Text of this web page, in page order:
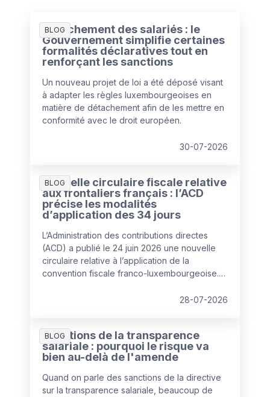
BLOG
Détachement des salariés : le
Gouvernement simplifie certaines
formalités déclaratives tout en
renforçant les sanctions
Un nouveau projet de loi a été déposé visant
à adapter les règles luxembourgeoises en
matière de détachement afin de les mettre en
conformité avec le droit européen.
30-07-2026
BLOG
Nouvelle circulaire fiscale relative
aux frontaliers français : l’ACD
précise les modalités
d’application des 34 jours
L’Administration des contributions directes
(ACD) a publié le 24 juin 2026 une nouvelle
circulaire relative à l’application de la
convention fiscale franco-luxembourgeoise.
apporte plusieurs clarifications pratiques
travailleurs frontaliers depuis l'entrée en
vigueur de l’avenant à la convention fiscale au
1er janvier 2023.
28-07-2026
BLOG
Sanctions de la transparence
salariale : pourquoi le risque va
bien au-delà de l'amende
Quand on parle des sanctions de la directive
sur la transparence salariale, beaucoup de